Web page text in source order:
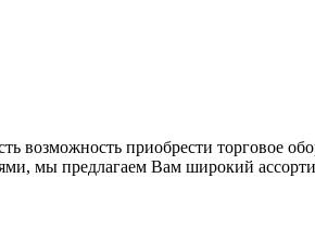
возможность приобрести торговое
мы предлагаем Вам широкий